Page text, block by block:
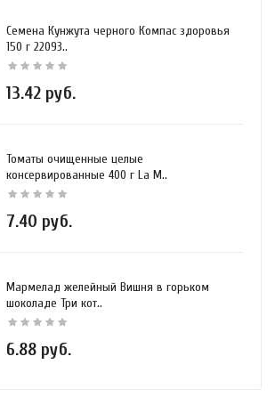
Семена Кунжута черного Компас здоровья
150 г 22093..
13.42 руб.
Томаты очищенные целые
консервированные 400 г La M..
7.40 руб.
Мармелад желейный Вишня в горьком
шоколаде Три кот..
6.88 руб.